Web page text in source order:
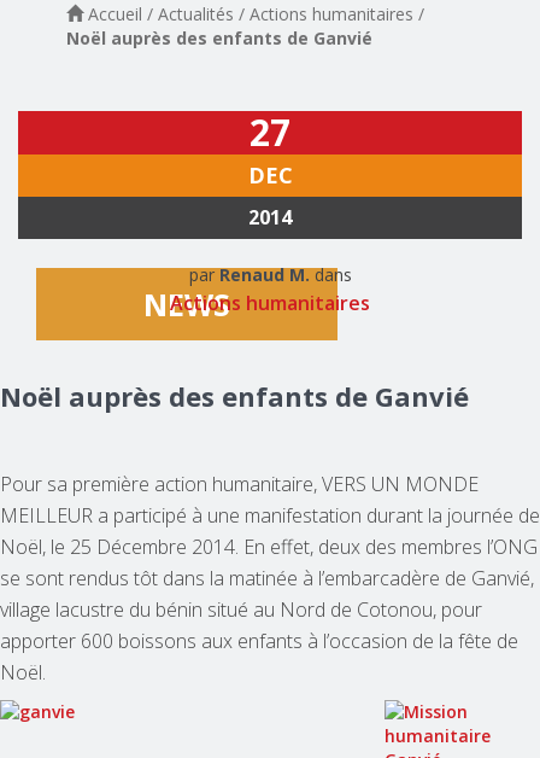
Accueil / Actualités / Actions humanitaires /
Noël auprès des enfants de Ganvié
NEWS
Posted
on
27
DEC
2014
November
Author
parRenaud M.Categories
dans
Actions humanitaires
Noël auprès des enfants de Ganvié
Pour sa première action humanitaire, VERS UN MONDE
MEILLEUR a participé à une manifestation durant la journée de
Noël, le 25 Décembre 2014. En effet, deux des membres l’ONG
se sont rendus tôt dans la matinée à l’embarcadère de Ganvié,
village lacustre du bénin situé au Nord de Cotonou, pour
apporter 600 boissons aux enfants à l’occasion de la fête de
Noël.